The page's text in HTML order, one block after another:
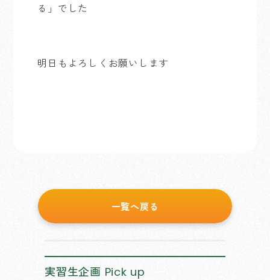
る」でした
明日もよろしくお願いします
一覧へ戻る
実習生企画 Pick up